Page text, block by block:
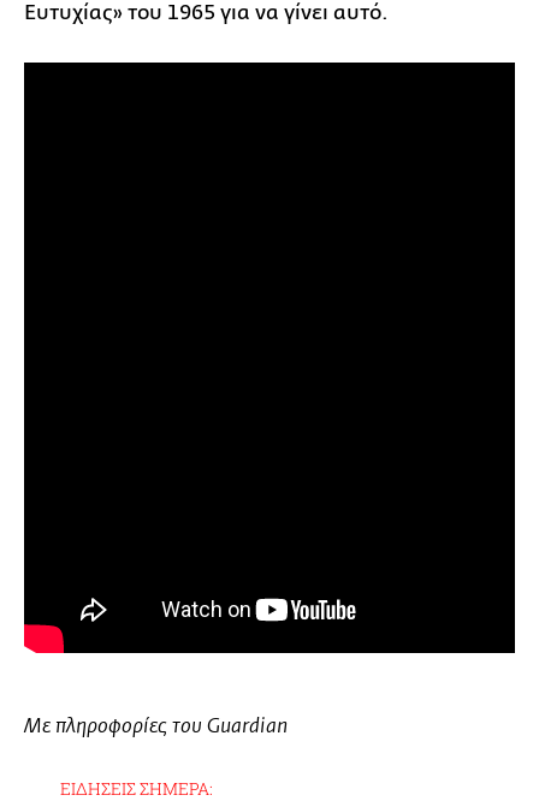
Ευτυχίας» του 1965 για να γίνει αυτό.
Με πληροφορίες του Guardian
ΕΙΔΗΣΕΙΣ ΣΗΜΕΡΑ: